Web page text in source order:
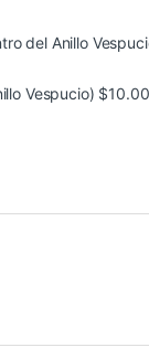
del Anillo
Vespucio)